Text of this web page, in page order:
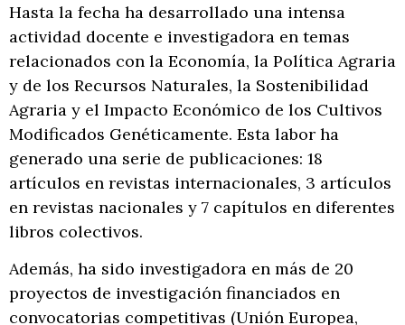
Hasta la fecha ha desarrollado una intensa
actividad docente e investigadora en temas
relacionados con la Economía, la Política Agraria
y de los Recursos Naturales, la Sostenibilidad
Agraria y el Impacto Económico de los Cultivos
Modificados Genéticamente. Esta labor ha
generado una serie de publicaciones: 18
artículos en revistas internacionales, 3 artículos
en revistas nacionales y 7 capítulos en diferentes
libros colectivos.
Además, ha sido investigadora en más de 20
proyectos de investigación financiados en
convocatorias competitivas (Unión Europea,